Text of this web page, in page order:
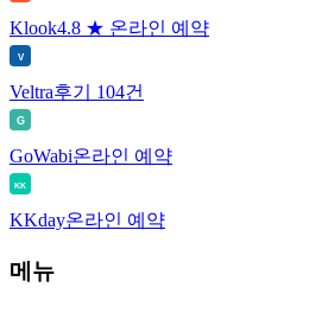
Klook4.8 ★ 온라인 예약
V
Veltra후기 104건
G
GoWabi온라인 예약
KK
KKday온라인 예약
메뉴